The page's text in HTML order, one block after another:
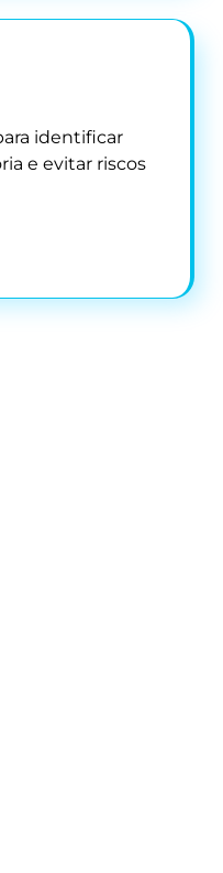
identificar
e evitar riscos